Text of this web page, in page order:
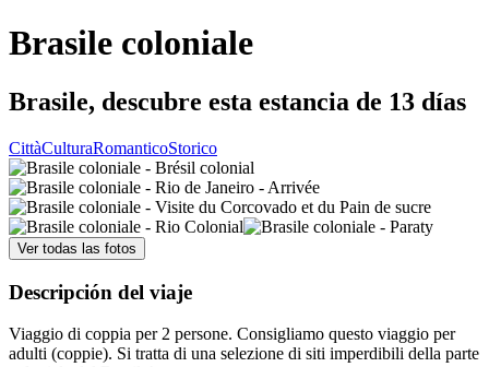
Brasile coloniale
Brasile, descubre esta estancia de 13 días
CittàCulturaRomanticoStorico
Ver todas las fotos
Descripción del viaje
Viaggio di coppia per 2 persone. Consigliamo questo viaggio per
adulti (coppie). Si tratta di una selezione di siti imperdibili della parte